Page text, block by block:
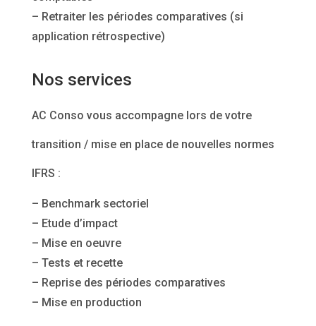
– Retraiter les périodes comparatives (si
application rétrospective)
Nos services
AC Conso vous accompagne lors de votre
transition / mise en place de nouvelles normes
IFRS :
– Benchmark sectoriel
– Etude d’impact
– Mise en oeuvre
– Tests et recette
– Reprise des périodes comparatives
– Mise en production